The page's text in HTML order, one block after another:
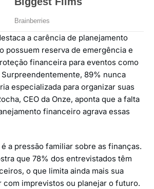
a carência de planejamento
possuem reserva de emergência e
financeira para eventos como
89% nunca
especializada para organizar suas
CEO da Onze, aponta que a falta
financeiro agrava essas
a pressão familiar sobre as finanças.
que 78% dos entrevistados têm
o que limita ainda mais sua
com imprevistos ou planejar o futuro.